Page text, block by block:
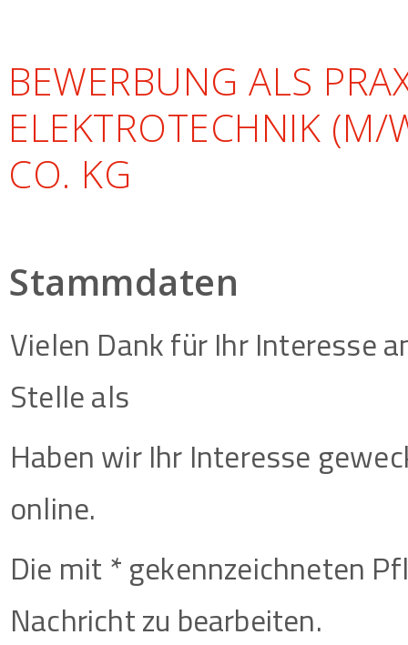
BEWERBUNG ALS
ELEKTROTECHNIK
CO. KG
Stammdaten
Vielen Dank für Ihr Interesse
Stelle als
Haben wir Ihr Interesse
online.
Die mit * gekennzeichneten
Nachricht zu bearbeiten.